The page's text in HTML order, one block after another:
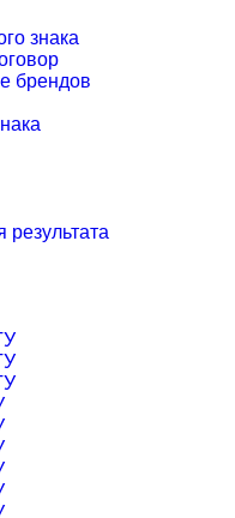
знака
брендов